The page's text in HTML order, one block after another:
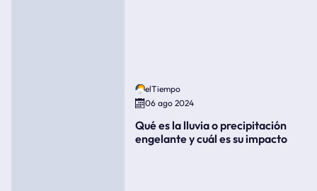
elTiempo
06 ago 2024
Qué es la lluvia o precipitación
engelante y cuál es su impacto